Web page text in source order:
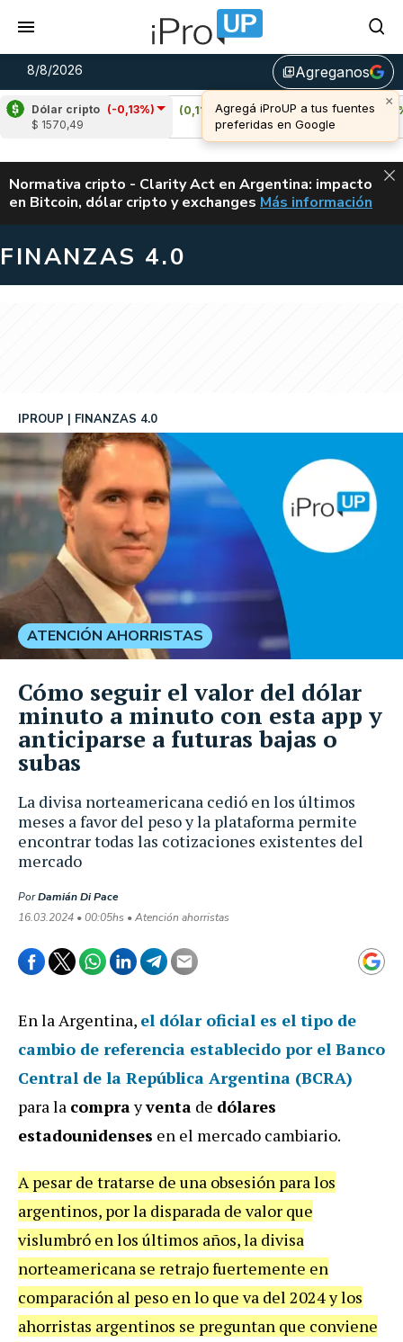
8/8/2026 library_addAgreganos
Dólar cripto (-0,13%)
$ 1570,49
Cardano
(0,11%)
Avalanche (1,82%)
u$s 6,54
ALERTA
Normativa cripto - Clarity Act en Argentina: impacto
en Bitcoin, dólar cripto y exchanges CLARITY ACT EN
Más información
FINANZAS 4.0
La divisa norteamericana cedió en los últimos
meses a favor del peso y la plataforma permite
encontrar todas las cotizaciones existentes del
mercado
IPROUP FINANZAS 4.0
PorDamián Di Pace
16.03.2024 • 00:05hs • Atención ahorristas
ATENCIÓN AHORRISTAS
Cómo seguir el valor del dólar
minuto a minuto con esta app y
anticiparse a futuras bajas o
subas
En la Argentina, el dólar oficial es el tipo de
cambio de referencia establecido por el Banco
Central de la República Argentina (BCRA)
para la comprayventa de dólares
estadounidenses en el mercado cambiario.
A pesar de tratarse de una obsesión para los
argentinos, por la disparada de valor que
vislumbró en los últimos años, la divisa
norteamericana se retrajo fuertemente en
comparación al peso en lo que va del 2024 y los
ahorristas argentinos se preguntan que conviene